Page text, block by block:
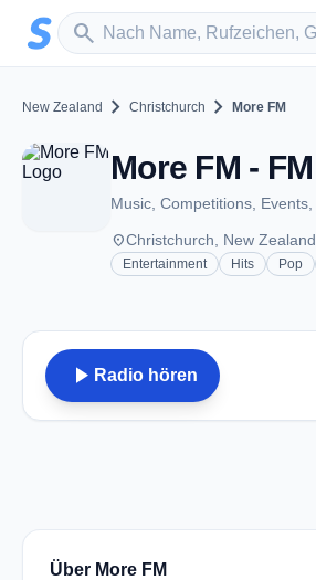
Zum Hauptinhalt springen
search
Sender suchen
New Zealand chevron_right Christchurch chevron_right More FM
placeChristchurch, New Zealand
Entertainment
Hits Pop
play_arrow Radio hören
Über More FM